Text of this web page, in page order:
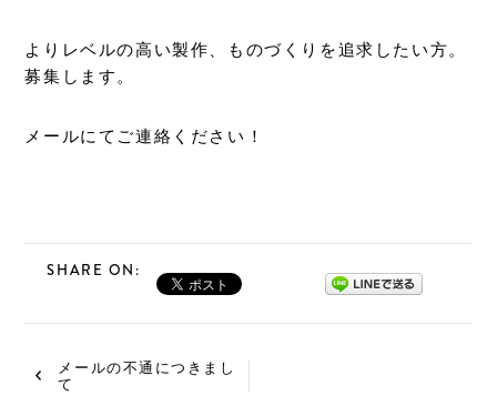
よりレベルの高い製作、ものづくりを追求したい方。
募集します。
メールにてご連絡ください！
SHARE ON:
メールの不通につきまし
て